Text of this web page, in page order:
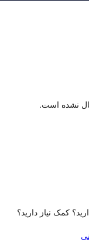
نشده است.
کمک نیاز دارید؟